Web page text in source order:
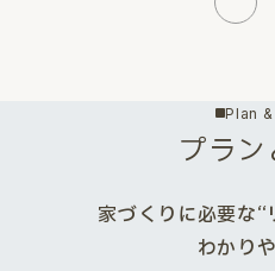
Plan
プラ
家づくりに必要な“
わかり